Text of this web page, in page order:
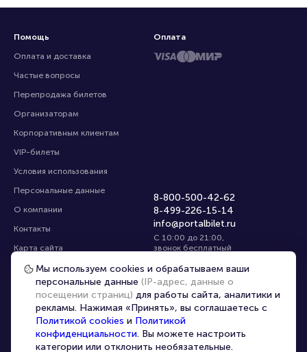
Помощь
Оплата и доставка
Частые вопросы
Перепродажа билетов
Организаторам
Корпоративным клиентам
VIP-билеты
Условия использования
Персональные данные
О компании
Контакты
Карта сайта
Управление cookies
8-800-500-42-62
8-499-226-15-14
info@portalbilet.ru
С 10:00 до 21:00,
звонок бесплатный
Все площадки
Оплата
Главная Санкт-Петербург
Мы используем cookies и обрабатываем ваши
персональные данные (IP-адрес, данные о
посещении страниц) для работы сайта, аналитики и
рекламы. Нажимая «Принять», вы соглашаетесь с
Политикой cookies и Политикой
конфиденциальности. Вы можете настроить
категории или отклонить необязательные.